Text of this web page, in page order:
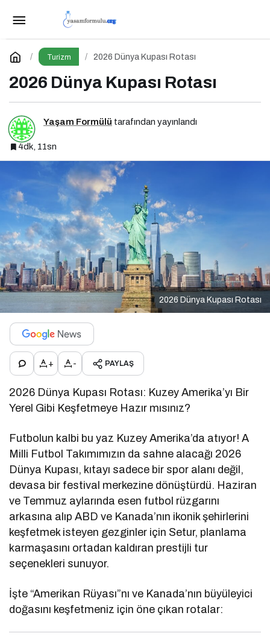
Turizm 2026 Dünya Kupası Rotası
2026 Dünya Kupası Rotası
Yaşam Formülü tarafından yayınlandı
4dk, 11sn
2026 Dünya Kupası Rotası
+ - PAYLAŞ
2026 Dünya Kupası Rotası: Kuzey Amerika’yı Bir
Yerel Gibi Keşfetmeye Hazır mısınız?
Futbolun kalbi bu yaz Kuzey Amerika’da atıyor! A
Milli Futbol Takımımızın da sahne alacağı 2026
Dünya Kupası, kıtayı sadece bir spor alanı değil,
devasa bir festival merkezine dönüştürdü. Haziran
ve Temmuz aylarında esen futbol rüzgarını
arkasına alıp ABD ve Kanada’nın ikonik şehirlerini
keşfetmek isteyen gezginler için Setur, planlama
karmaşasını ortadan kaldıran prestijli tur
seçenekleri sunuyor.
İşte “Amerikan Rüyası”nı ve Kanada’nın büyüleyici
doğasını keşfetmeniz için öne çıkan rotalar:
Modern Seyahat Sanatı
Yorum Yap